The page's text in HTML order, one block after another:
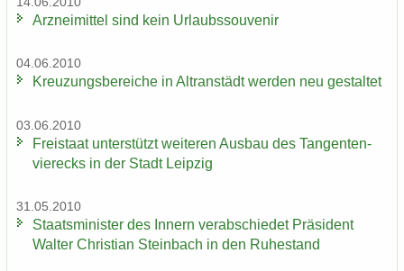
Arz­nei­mit­tel sind kein Ur­laubs­sou­ve­nir
04.06.2010
Kreu­zungs­be­rei­che in Altran­städt wer­den neu ge­stal­tet
03.06.2010
Frei­staat un­ter­stützt wei­te­ren Aus­bau des Tan­gen­ten­
vier­ecks in der Stadt Leip­zig
31.05.2010
Staats­mi­nis­ter des In­nern ver­ab­schie­det Prä­si­dent
Wal­ter Chris­ti­an Stein­bach in den Ru­he­stand